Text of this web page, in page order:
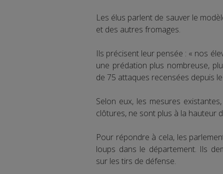
Les élus parlent de sauver le
et des autres fromages.
Ils précisent leur pensée : « nos
une prédation plus nombreuse,
de 75 attaques recensées depuis
Selon eux, les mesures
clôtures, ne sont plus à la hauteur
Pour répondre à cela, les
loups dans le département. Ils
sur les tirs de défense.